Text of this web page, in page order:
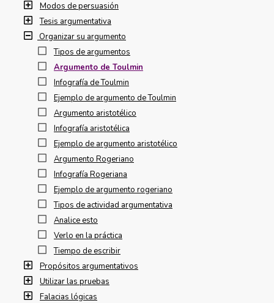
Modos de persuasión
Tesis argumentativa
Organizar su argumento
Tipos de argumentos
Argumento de Toulmin
Infografía de Toulmin
Ejemplo de argumento de Toulmin
Argumento aristotélico
Infografía aristotélica
Ejemplo de argumento aristotélico
Argumento Rogeriano
Infografía Rogeriana
Ejemplo de argumento rogeriano
Tipos de actividad argumentativa
Analice esto
Verlo en la práctica
Tiempo de escribir
Propósitos argumentativos
Utilizar las pruebas
Falacias lógicas